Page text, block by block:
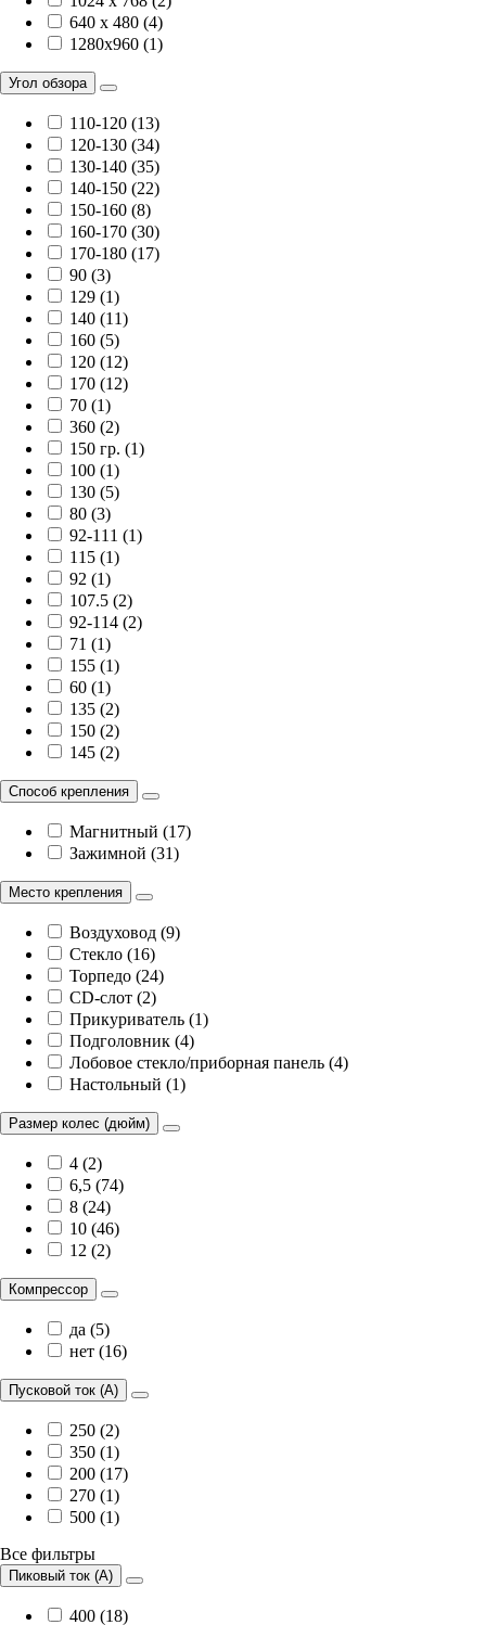
640 x 480 (4)
1280x960 (1)
Угол обзора
110-120 (13)
120-130 (34)
130-140 (35)
140-150 (22)
150-160 (8)
160-170 (30)
170-180 (17)
90 (3)
129 (1)
140 (11)
160 (5)
120 (12)
170 (12)
70 (1)
360 (2)
150 гр. (1)
100 (1)
130 (5)
80 (3)
92-111 (1)
115 (1)
92 (1)
107.5 (2)
92-114 (2)
71 (1)
155 (1)
60 (1)
135 (2)
150 (2)
145 (2)
Способ крепления
Магнитный (17)
Зажимной (31)
Место крепления
Воздуховод (9)
Стекло (16)
Торпедо (24)
CD-слот (2)
Прикуриватель (1)
Подголовник (4)
Лобовое стекло/приборная панель (4)
Настольный (1)
Размер колес (дюйм)
4 (2)
6,5 (74)
8 (24)
10 (46)
12 (2)
Компрессор
да (5)
нет (16)
Пусковой ток (А)
250 (2)
350 (1)
200 (17)
270 (1)
500 (1)
Все фильтры
Пиковый ток (А)
400 (18)